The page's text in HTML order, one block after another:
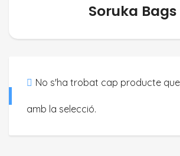
Soruka Bags
No s'ha trobat cap producte
amb la selecció.